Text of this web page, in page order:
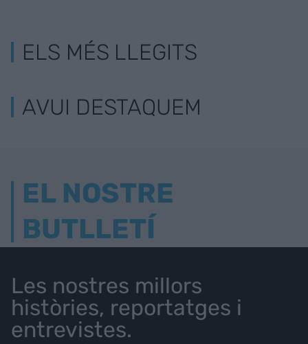
ELS MÉS LLEGITS
AVUI DESTAQUEM
EL NOSTRE
BUTLLETÍ
Les nostres millors
històries, reportatges i
entrevistes.